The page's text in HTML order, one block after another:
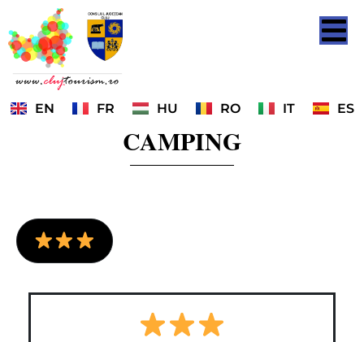
EN FR HU RO IT ES
CAMPING